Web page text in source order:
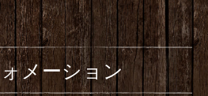
メーション